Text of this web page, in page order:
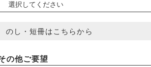
のし・短冊はこちらから
の他ご要望